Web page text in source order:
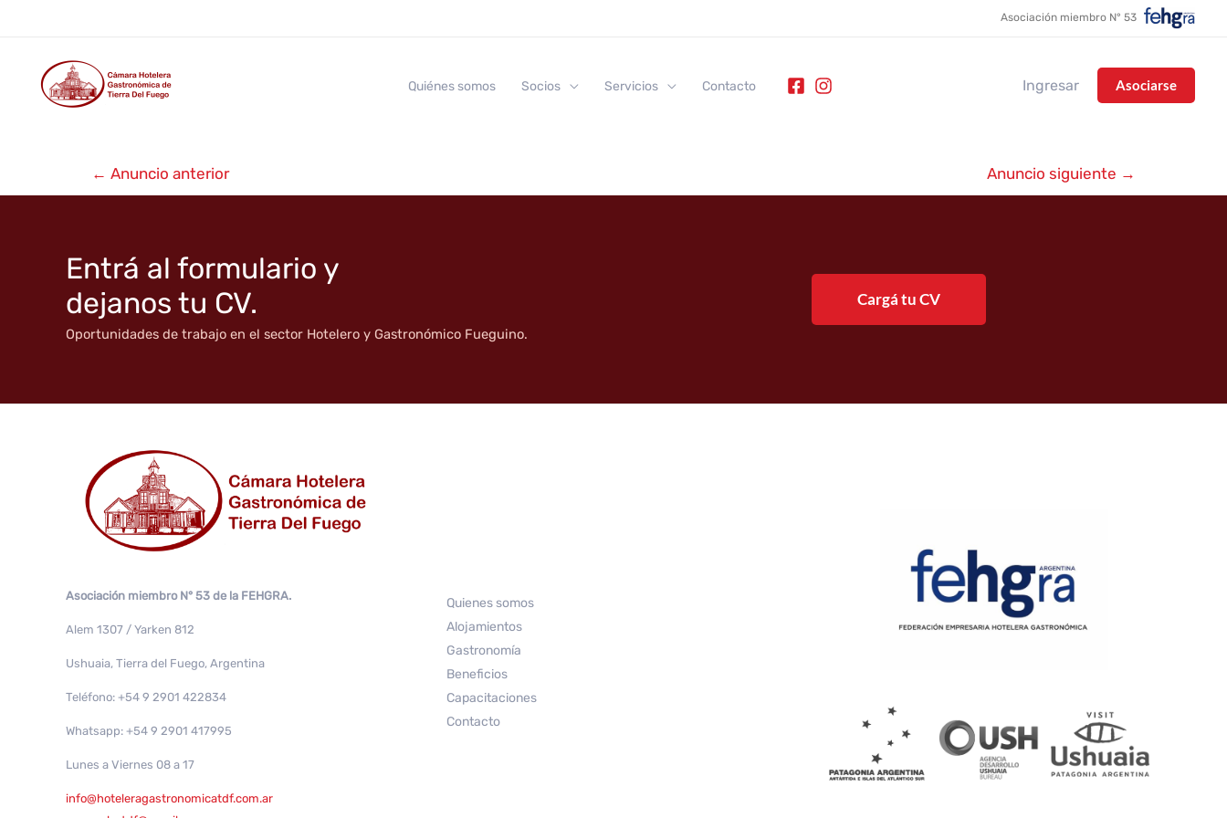
contenido
Asociación miembro N° 53
Quiénes somos Socios Servicios Contacto Ingresar Asociarse
Navegación
de
← Anuncio anterior Anuncio siguiente →
Entrá al formulario y
dejanos tu CV.
Oportunidades de trabajo en el sector Hotelero y Gastronómico Fueguino.
Cargá tu CV
Asociación miembro N° 53 de la FEHGRA.
Alem 1307 / Yarken 812
Ushuaia, Tierra del Fuego, Argentina
Teléfono: +54 9 2901 422834
Whatsapp: +54 9 2901 417995
Lunes a Viernes 08 a 17
info@hoteleragastronomicatdf.com.ar
Quienes somos
Alojamientos
Gastronomía
Beneficios
Capacitaciones
Contacto